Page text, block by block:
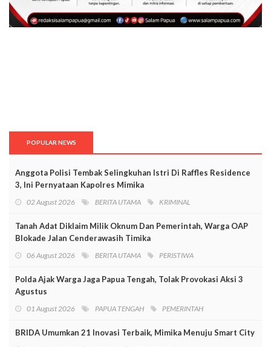
POPULAR NEWS
Anggota Polisi Tembak Selingkuhan Istri Di Raffles Residence
3, Ini Pernyataan Kapolres Mimika
02 August 2026 BERITA UTAMA KRIMINAL
Tanah Adat Diklaim Milik Oknum Dan Pemerintah, Warga OAP
Blokade Jalan Cenderawasih Timika
06 August 2026 BERITA UTAMA PERISTIWA
Polda Ajak Warga Jaga Papua Tengah, Tolak Provokasi Aksi 3
Agustus
01 August 2026 PAPUA TENGAH PEMERINTAH
BRIDA Umumkan 21 Inovasi Terbaik, Mimika Menuju Smart City